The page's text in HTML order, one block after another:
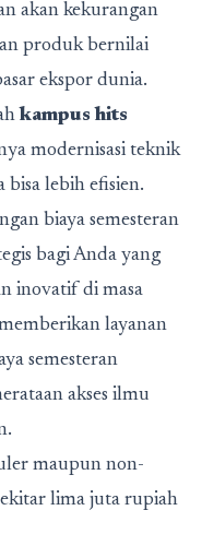
akan kekurangan
produk bernilai
ekspor dunia.
kampus hits
modernisasi teknik
bisa lebih efisien.
biaya semesteran
bagi Anda yang
inovatif di masa
layanan
semesteran
akses ilmu
maupun non-
lima juta rupiah